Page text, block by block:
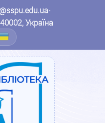
•
Україна